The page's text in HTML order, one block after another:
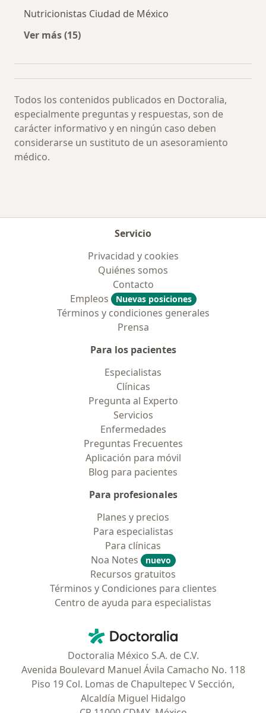
Nutricionistas Ciudad de México
Ver más (15)
Todos los contenidos publicados en Doctoralia,
especialmente preguntas y respuestas, son de
carácter informativo y en ningún caso deben
considerarse un sustituto de un asesoramiento
médico.
Servicio
Privacidad y cookies
Quiénes somos
Contacto
Empleos
Nuevas posiciones
Términos y condiciones generales
Prensa
Para los pacientes
Especialistas
Clínicas
Pregunta al Experto
Servicios
Enfermedades
Preguntas Frecuentes
Aplicación para móvil
Blog para pacientes
Para profesionales
Planes y precios
Para especialistas
Para clínicas
Noa Notes
nuevo
Recursos gratuitos
Términos y Condiciones para clientes
Centro de ayuda para especialistas
Doctoralia - Página de inicio
Doctoralia México S.A. de C.V.
Avenida Boulevard Manuel Ávila Camacho No. 118
Piso 19 Col. Lomas de Chapultepec V Sección,
Alcaldía Miguel Hidalgo